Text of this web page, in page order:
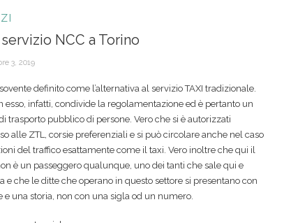
NCC a Torino
3, 2019
definito come l’alternativa al servizio TAXI tradizionale.
esso, infatti, condivide la regolamentazione ed è pertanto un
trasporto pubblico di persone. Vero che si è autorizzati
alle ZTL, corsie preferenziali e si può circolare anche nel caso
del traffico esattamente come il taxi. Vero inoltre che qui il
è un passeggero qualunque, uno dei tanti che sale qui e
e che le ditte che operano in questo settore si presentano con
e una storia, non con una sigla od un numero.